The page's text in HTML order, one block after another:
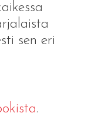
sen eri
.